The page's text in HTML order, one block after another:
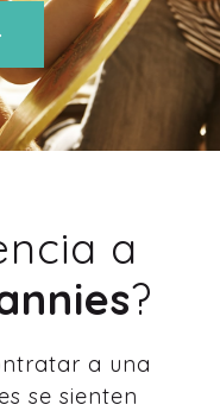
a
?
a una
se sienten